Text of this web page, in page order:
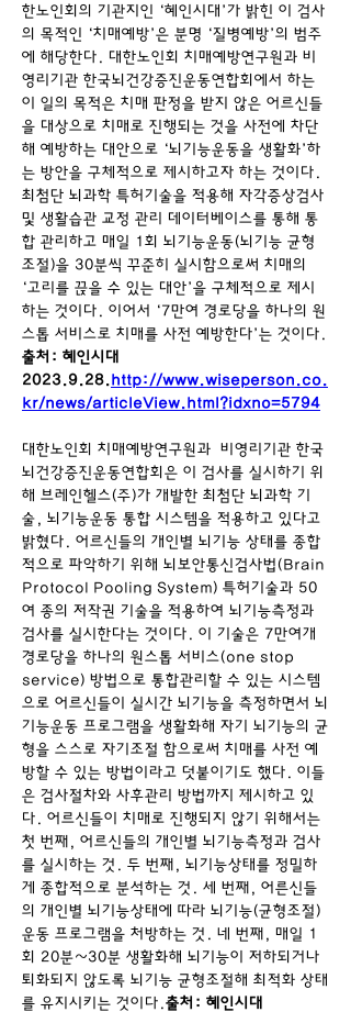
한노인회의 기관지인 ‘혜인시대’가 밝힌 이 검사
의 목적인 ‘치매예방’은 분명 ‘질병예방’의 범주
에 해당한다. 대한노인회 치매예방연구원과 비
영리기관 한국뇌건강증진운동연합회에서 하는
이 일의 목적은 치매 판정을 받지 않은 어르신들
을 대상으로 치매로 진행되는 것을 사전에 차단
해 예방하는 대안으로 ‘뇌기능운동을 생활화’하
는 방안을 구체적으로 제시하고자 하는 것이다.
최첨단 뇌과학 특허기술을 적용해 자각증상검사
및 생활습관 교정 관리 데이터베이스를 통해 통
합 관리하고 매일 1회 뇌기능운동(뇌기능 균형
조절)을 30분씩 꾸준히 실시함으로써 치매의
‘고리를 끊을 수 있는 대안’을 구체적으로 제시
하는 것이다. 이어서 ‘7만여 경로당을 하나의 원
스톱 서비스로 치매를 사전 예방한다’는 것이다.
출처: 혜인시대
2023.9.28. http://www.wiseperson.co.
kr/news/articleView.html?idxno=5794
대한노인회 치매예방연구원과  비영리기관 한국
뇌건강증진운동연합회은 이 검사를 실시하기 위
해 브레인헬스(주)가 개발한 최첨단 뇌과학 기
술, 뇌기능운동 통합 시스템을 적용하고 있다고
밝혔다. 어르신들의 개인별 뇌기능 상태를 종합
적으로 파악하기 위해 뇌보안통신검사법(Brain
Protocol Pooling System) 특허기술과 50
여 종의 저작권 기술을 적용하여 뇌기능측정과
검사를 실시한다는 것이다. 이 기술은 7만여개
경로당을 하나의 원스톱 서비스(one stop
service) 방법으로 통합관리할 수 있는 시스템
으로 어르신들이 실시간 뇌기능을 측정하면서 뇌
기능운동 프로그램을 생활화해 자기 뇌기능의 균
형을 스스로 자기조절 함으로써 치매를 사전 예
방할 수 있는 방법이라고 덧붙이기도 했다. 이들
은 검사절차와 사후관리 방법까지 제시하고 있
다. 어르신들이 치매로 진행되지 않기 위해서는
첫 번째, 어르신들의 개인별 뇌기능측정과 검사
를 실시하는 것. 두 번째, 뇌기능상태를 정밀하
게 종합적으로 분석하는 것. 세 번째, 어른신들
의 개인별 뇌기능상태에 따라 뇌기능(균형조절)
운동 프로그램을 처방하는 것. 네 번째, 매일 1
회 20분~30분 생활화해 뇌기능이 저하되거나
퇴화되지 않도록 뇌기능 균형조절해 최적화 상태
를 유지시키는 것이다.출처: 혜인시대